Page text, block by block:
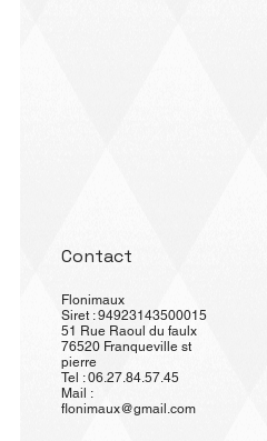
Contact
Flonimaux
Siret : 94923143500015
51 Rue Raoul du faulx
76520 Franqueville st
pierre
Tel : 06.27.84.57.45
Mail :
flonimaux@gmail.com